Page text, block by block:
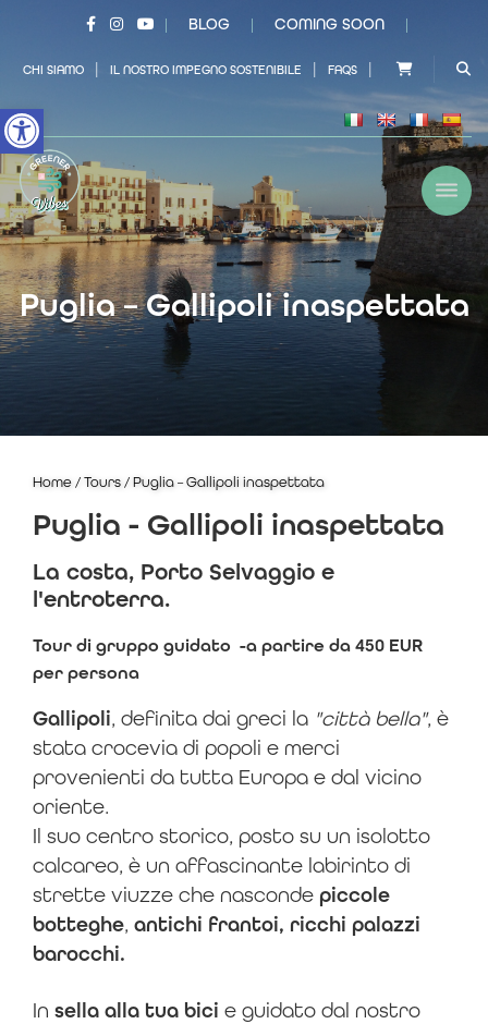
Open toolbar
BLOG COMING SOON
CHI SIAMO IL NOSTRO IMPEGNO SOSTENIBILE FAQS
Puglia – Gallipoli inaspettata
Home / Tours / Puglia – Gallipoli inaspettata
Puglia - Gallipoli inaspettata
La costa, Porto Selvaggio e
l'entroterra.
Tour di gruppo guidato -a partire da 450 EUR
per persona
Gallipoli, definita dai greci la "città bella", è
stata crocevia di popoli e merci
provenienti da tutta Europa e dal vicino
oriente.
Il suo centro storico, posto su un isolotto
calcareo, è un affascinante labirinto di
strette viuzze che nasconde piccole
botteghe, antichi frantoi, ricchi palazzi
barocchi.
In sella alla tua bici e guidato dal nostro